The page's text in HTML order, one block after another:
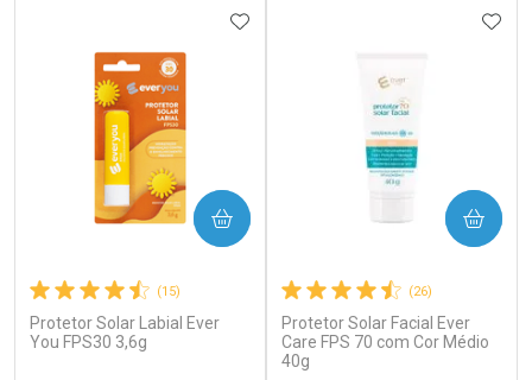
(15)
Protetor Solar Labial Ever
You FPS30 3,6g
ADICIONAR AOS FAVORITOS
COMPRAR
(26)
Protetor Solar Facial Ever
Care FPS 70 com Cor Médio
40g
COMPRAR